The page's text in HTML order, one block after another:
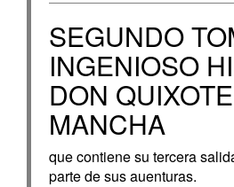
SEGUNDO
INGENIOSO
DON
MANCHA
que contiene su tercera
parte de sus auenturas.